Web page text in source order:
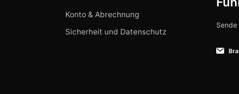
Konto & Abrechnung
Sicherheit und Datenschutz